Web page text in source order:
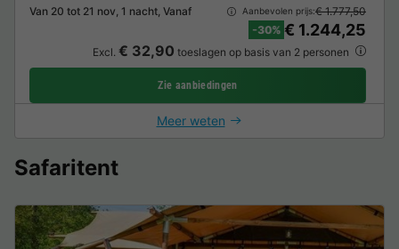
Van 20 tot 21 nov, 1 nacht, Vanaf
Aanbevolen prijs:€ 1.777,50
-30% € 1.244,25
Excl. € 32,90 toeslagen op basis van 2 personen
Zie aanbiedingen
Meer weten
Safaritent